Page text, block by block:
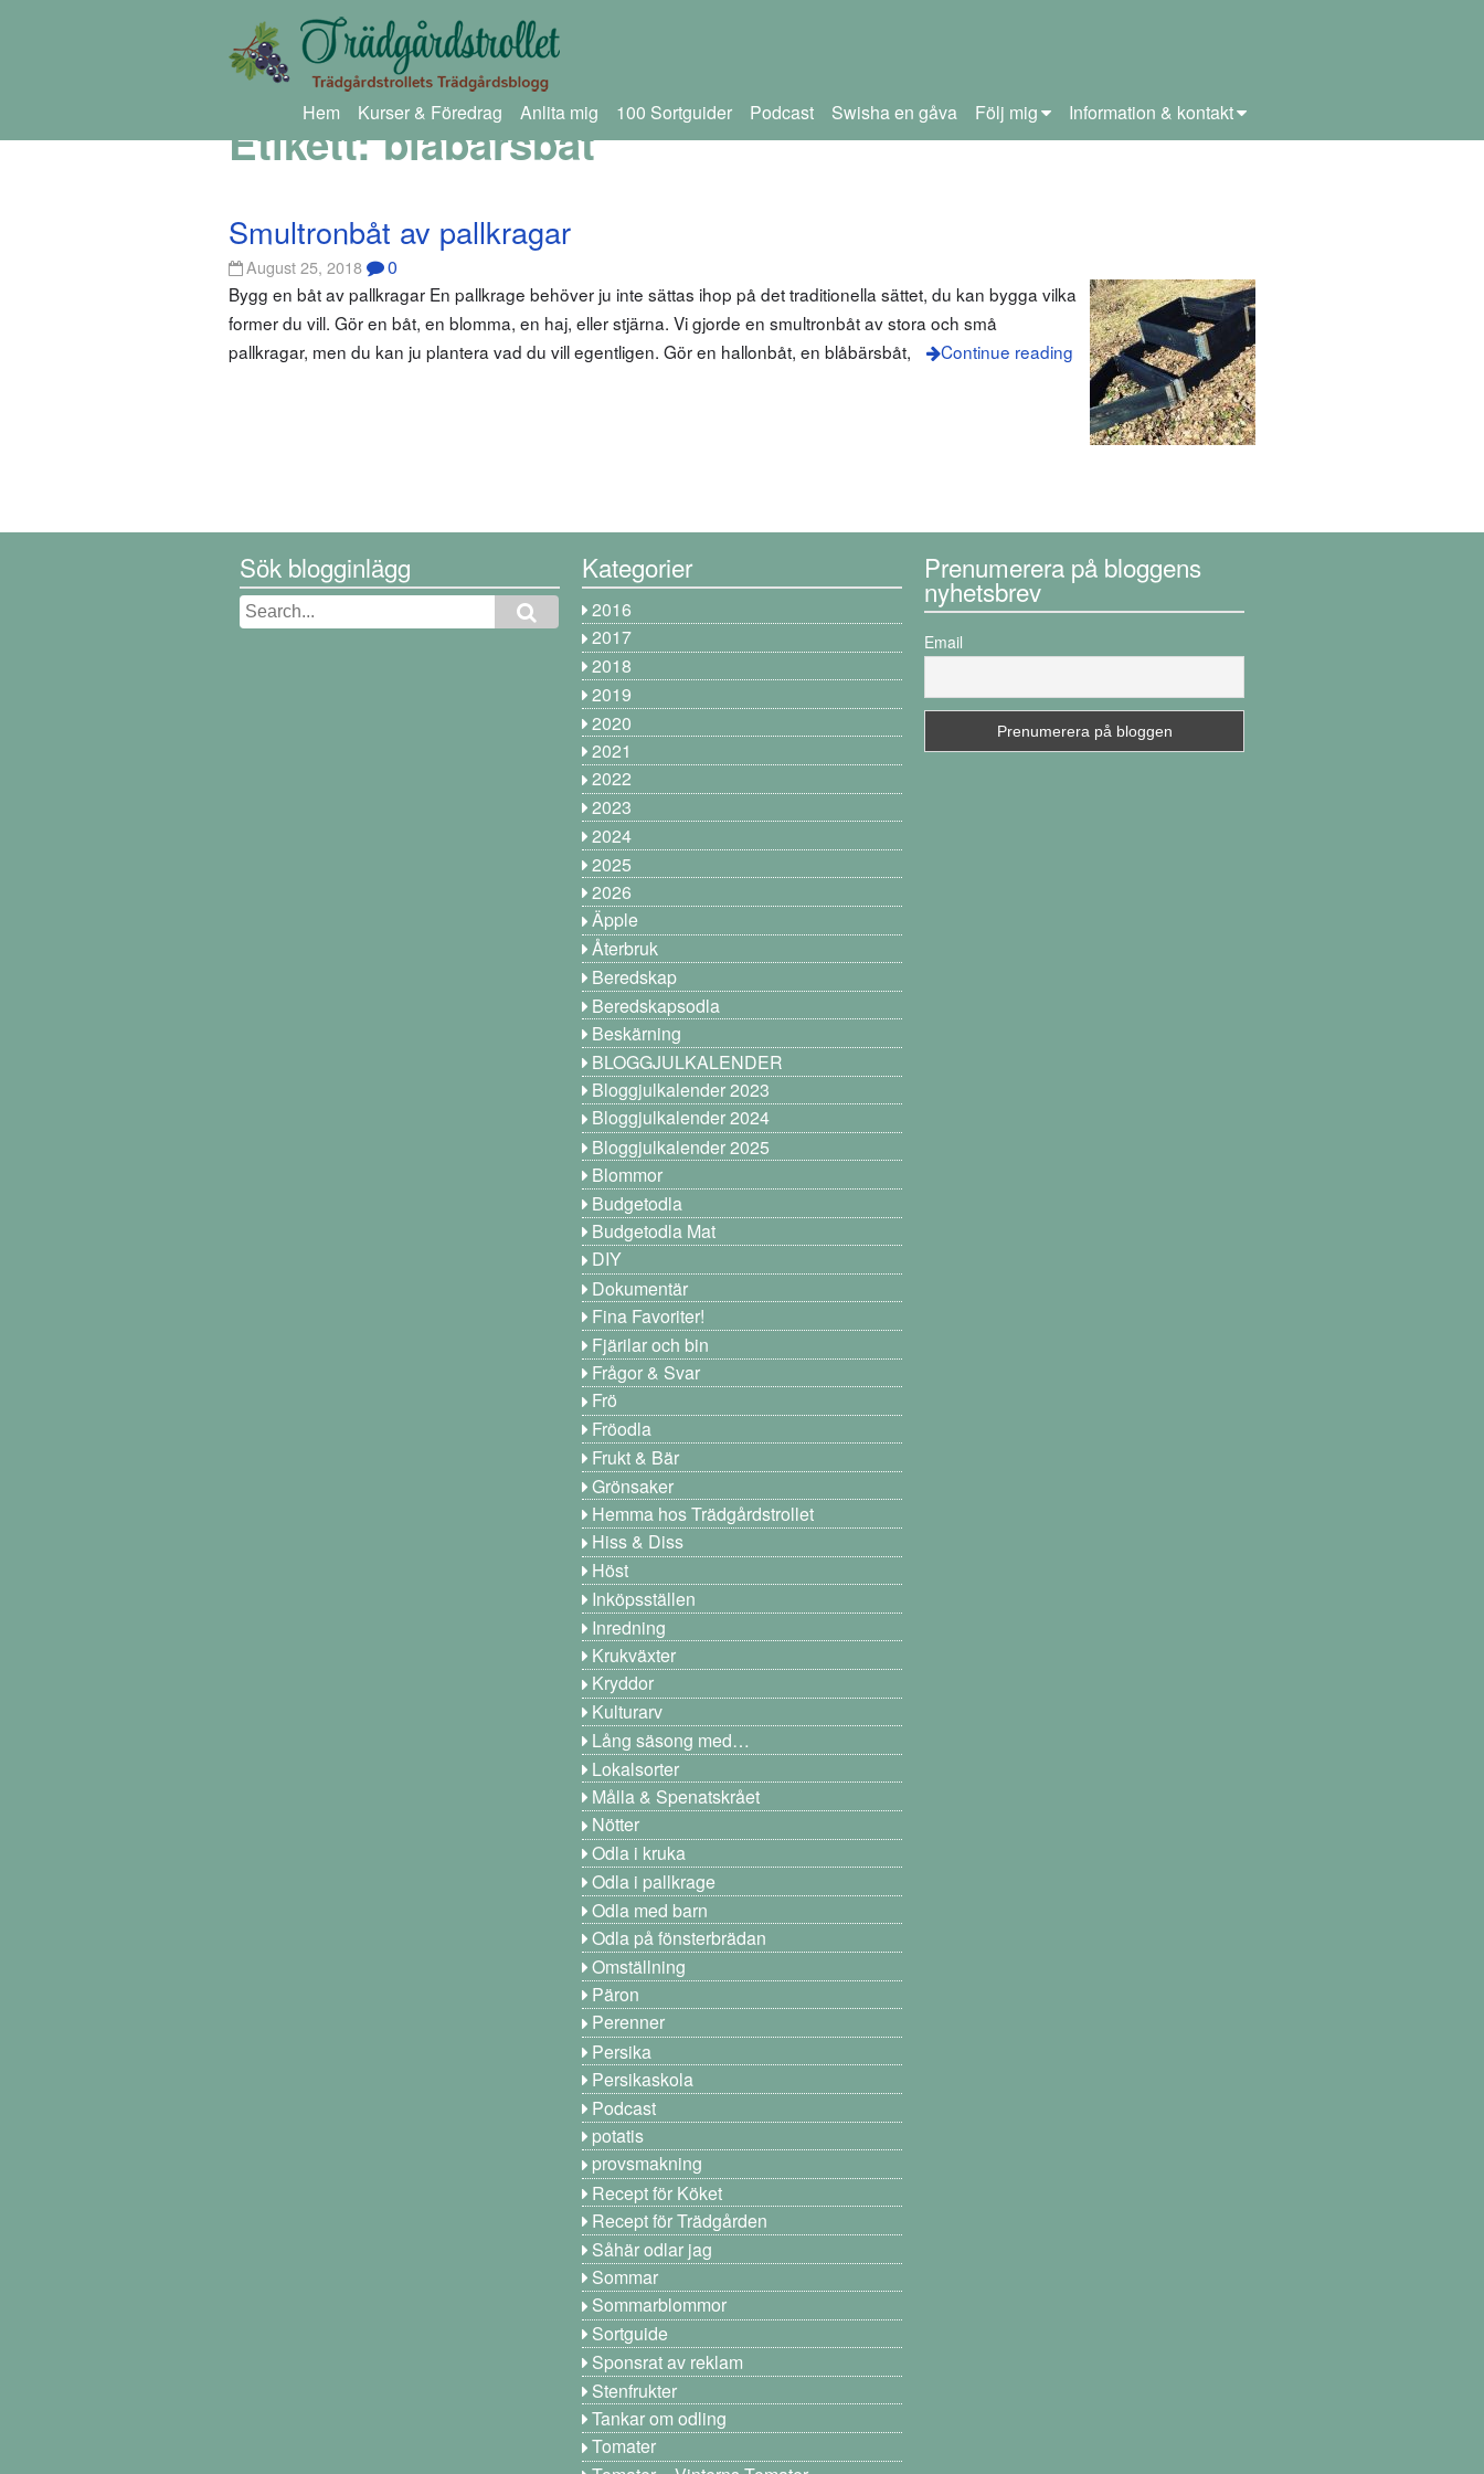
Hem Kurser & Föredrag Anlita mig 100 Sortguider Podcast Swisha en gåva Följ mig Information & kontakt
Etikett:blåbärsbåt
Smultronbåt av pallkragar
August 25, 2018 0
Bygg en båt av pallkragar En pallkrage behöver ju inte sättas ihop på det traditionella sättet, du kan bygga vilka
former du vill. Gör en båt, en blomma, en haj, eller stjärna. Vi gjorde en smultronbåt av stora och små
pallkragar, men du kan ju plantera vad du vill egentligen. Gör en hallonbåt, en blåbärsbåt,
Continue reading
Sök blogginlägg Kategorier
2016
2017
2018
2019
2020
2021
2022
2023
2024
2025
2026
Äpple
Återbruk
Beredskap
Beredskapsodla
Beskärning
BLOGGJULKALENDER
Bloggjulkalender 2023
Bloggjulkalender 2024
Bloggjulkalender 2025
Blommor
Budgetodla
Budgetodla Mat
DIY
Dokumentär
Fina Favoriter!
Fjärilar och bin
Frågor & Svar
Frö
Fröodla
Frukt & Bär
Grönsaker
Hemma hos Trädgårdstrollet
Hiss & Diss
Höst
Inköpsställen
Inredning
Krukväxter
Kryddor
Kulturarv
Lång säsong med…
Lokalsorter
Målla & Spenatskrået
Nötter
Odla i kruka
Odla i pallkrage
Odla med barn
Odla på fönsterbrädan
Omställning
Päron
Perenner
Persika
Persikaskola
Podcast
potatis
provsmakning
Recept för Köket
Recept för Trädgården
Såhär odlar jag
Sommar
Sommarblommor
Sortguide
Sponsrat av reklam
Stenfrukter
Tankar om odling
Tomater
Prenumerera på bloggens
nyhetsbrev
Email